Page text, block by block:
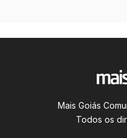
Mais Goiás
Todos os